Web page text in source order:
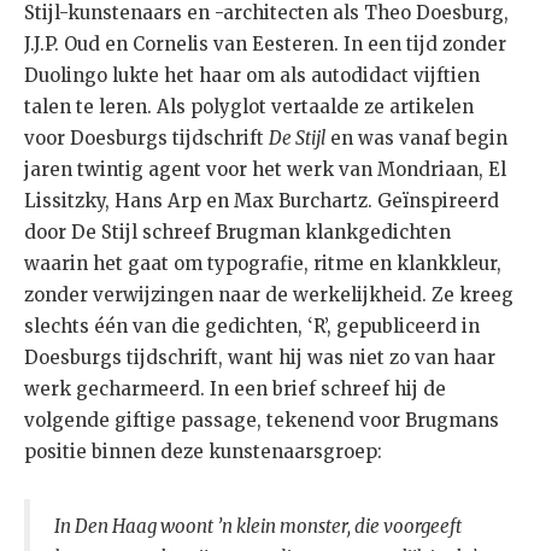
Stijl-kunstenaars en -architecten als Theo Doesburg,
J.J.P. Oud en Cornelis van Eesteren. In een tijd zonder
Duolingo lukte het haar om als autodidact vijftien
talen te leren. Als polyglot vertaalde ze artikelen
voor Doesburgs tijdschrift De Stijl en was vanaf begin
jaren twintig agent voor het werk van Mondriaan, El
Lissitzky, Hans Arp en Max Burchartz. Geïnspireerd
door De Stijl schreef Brugman klankgedichten
waarin het gaat om typografie, ritme en klankkleur,
zonder verwijzingen naar de werkelijkheid. Ze kreeg
slechts één van die gedichten, ‘R’, gepubliceerd in
Doesburgs tijdschrift, want hij was niet zo van haar
werk gecharmeerd. In een brief schreef hij de
volgende giftige passage, tekenend voor Brugmans
positie binnen deze kunstenaarsgroep:
In Den Haag woont ’n klein monster, die voorgeeft